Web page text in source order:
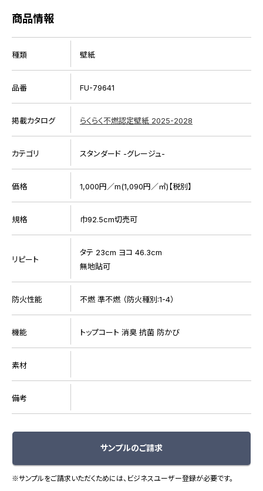
商品情報
種類 壁紙
品番 FU-79641
掲載カタログ らくらく不燃認定壁紙 2025-2028
カテゴリ スタンダード -グレージュ-
価格 1,000円／m(1,090円／㎡)【税別】
規格 巾92.5cm切売可
リピート
タテ 23cm ヨコ 46.3cm
無地貼可
防火性能 不燃 準不燃 （防火種別:1-4）
機能 トップコート 消臭 抗菌 防かび
素材
備考
サンプルのご請求
※サンプルをご請求いただくためには、ビジネスユーザー登録が必要です。